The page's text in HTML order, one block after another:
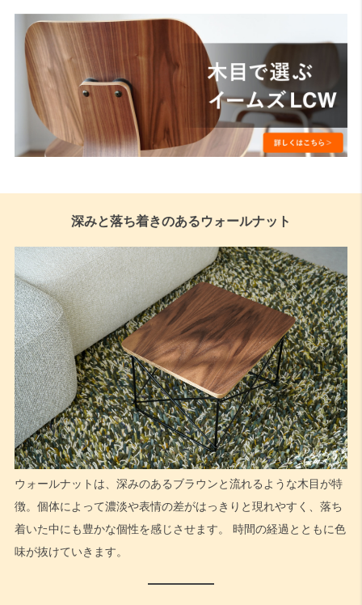
深みと落ち着きのあるウォールナット
ウォールナットは、深みのあるブラウンと流れるような木目が特
徴。個体によって濃淡や表情の差がはっきりと現れやすく、落ち
着いた中にも豊かな個性を感じさせます。 時間の経過とともに色
味が抜けていきます。